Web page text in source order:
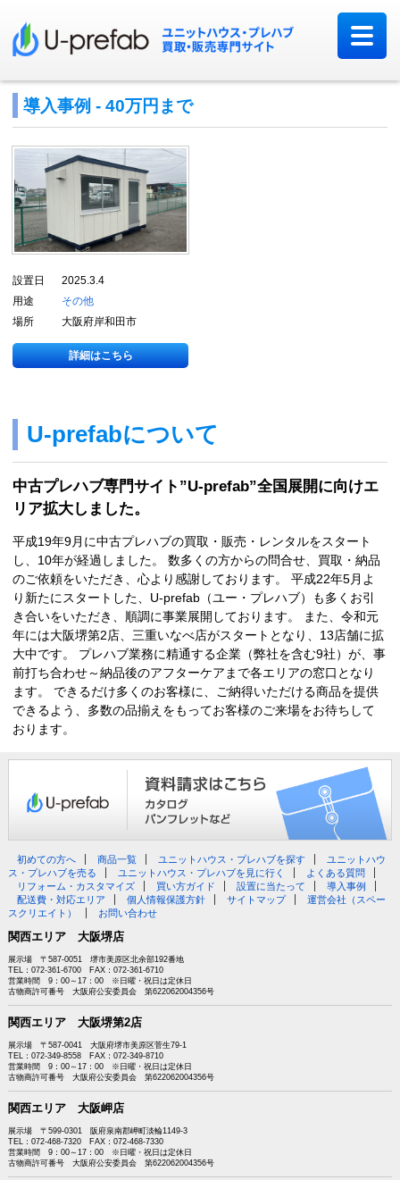
導入事例 - 40万円まで
設置日
2025.3.4
用途
その他
場所
大阪府岸和田市
詳細はこちら
U-prefabについて
中古プレハブ専門サイト”U-prefab”全国展開に向けエ
リア拡大しました。
平成19年9月に中古プレハブの買取・販売・レンタルをスタート
し、10年が経過しました。 数多くの方からの問合せ、買取・納品
のご依頼をいただき、心より感謝しております。 平成22年5月よ
り新たにスタートした、U-prefab（ユー・プレハブ）も多くお引
き合いをいただき、順調に事業展開しております。 また、令和元
年には大阪堺第2店、三重いなべ店がスタートとなり、13店舗に拡
大中です。 プレハブ業務に精通する企業（弊社を含む9社）が、事
前打ち合わせ～納品後のアフターケアまで各エリアの窓口となり
ます。 できるだけ多くのお客様に、ご納得いただける商品を提供
できるよう、多数の品揃えをもってお客様のご来場をお待ちして
おります。
初めての方へ 商品一覧 ユニットハウス・プレハブを探す
ユニットハウ
ス・プレハブを売る
ユニットハウス・プレハブを見に行く
よくある質問
リフォーム・カスタマイズ
買い方ガイド 設置に当たって
導入事例
配送費・対応エリア
個人情報保護方針 サイトマップ
運営会社（スペー
スクリエイト）
お問い合わせ
関西エリア 大阪堺店
展示場 〒587-0051 堺市美原区北余部192番地
TEL：072-361-6700 FAX：072-361-6710
営業時間 9：00～17：00 ※日曜・祝日は定休日
古物商許可番号 大阪府公安委員会 第622062004356号
関西エリア 大阪堺第2店
展示場 〒587-0041 大阪府堺市美原区菅生79-1
TEL：072-349-8558 FAX：072-349-8710
営業時間 9：00～17：00 ※日曜・祝日は定休日
古物商許可番号 大阪府公安委員会 第622062004356号
関西エリア 大阪岬店
展示場 〒599-0301 阪府泉南郡岬町淡輪1149-3
TEL：072-468-7320 FAX：072-468-7330
営業時間 9：00～17：00 ※日曜・祝日は定休日
古物商許可番号 大阪府公安委員会 第622062004356号